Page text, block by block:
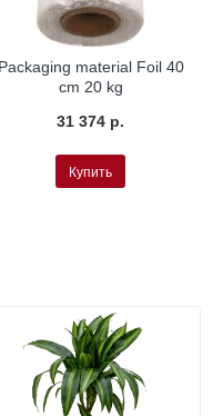
Packaging material Foil 40
cm 20 kg
31 374 р.
Купить